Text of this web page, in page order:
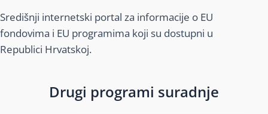
Središnji internetski portal za informacije o EU
fondovima i EU programima koji su dostupni u
Republici Hrvatskoj.
Drugi programi suradnje